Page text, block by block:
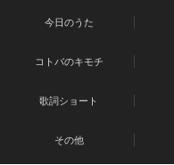
今日のうた
コトバのキモチ
歌詞ショート
その他